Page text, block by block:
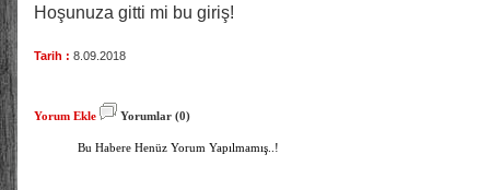
Hoşunuza gitti mi bu giriş!
Tarih : 8.09.2018
Yorum Ekle Yorumlar (0)
Bu Habere Henüz Yorum Yapılmamış..!